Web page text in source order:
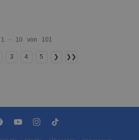
1 - 10 von 101
3 4 5 ❯ ❯❯